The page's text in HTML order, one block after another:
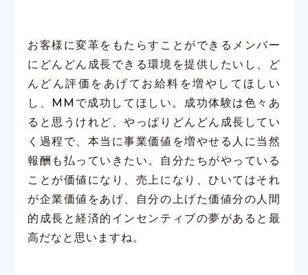
お客様に変革をもたらすことができるメンバー
にどんどん成長できる環境を提供したいし、ど
んどん評価をあげてお給料を増やしてほしい
し、MMで成功してほしい。成功体験は色々あ
ると思うけれど、やっぱりどんどん成長してい
く過程で、本当に事業価値を増やせる人に当然
報酬も払っていきたい。自分たちがやっている
ことが価値になり、売上になり、ひいてはそれ
が企業価値をあげ、自分の上げた価値分の人間
的成長と経済的インセンティブの夢があると最
高だなと思いますね。